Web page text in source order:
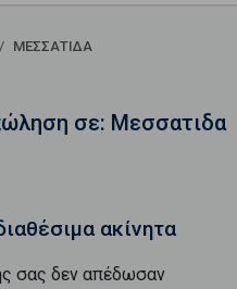
ΜΕΣΣΑΤΙΔΑ
σε: Μεσσατιδα
ακίνητα
σας δεν απέδωσαν